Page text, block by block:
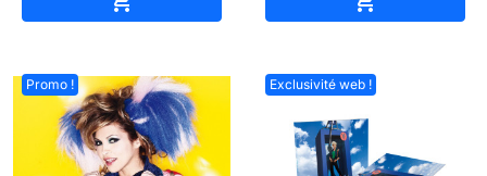
Promo ! Exclusivité web !